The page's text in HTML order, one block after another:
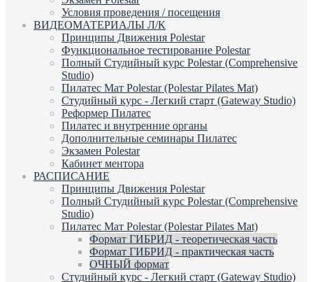
Условия проведения / посещения
ВИДЕОМАТЕРИАЛЫ Л/К
Принципы Движения Polestar
Функциональное тестирование Polestar
Полный Студийный курс Polestar (Comprehensive
Studio)
Пилатес Мат Polestar (Polestar Pilates Mat)
Студийный курс - Легкий старт (Gateway Studio)
Реформер Пилатес
Пилатес и внутренние органы
Дополнительные семинары Пилатес
Экзамен Polestar
Кабинет ментора
РАСПИСАНИЕ
Принципы Движения Polestar
Полный Студийный курс Polestar (Comprehensive
Studio)
Пилатес Мат Polestar (Polestar Pilates Mat)
Формат ГИБРИД - теоретическая часть
Формат ГИБРИД - практическая часть
ОЧНЫЙ формат
Студийный курс - Легкий старт (Gateway Studio)